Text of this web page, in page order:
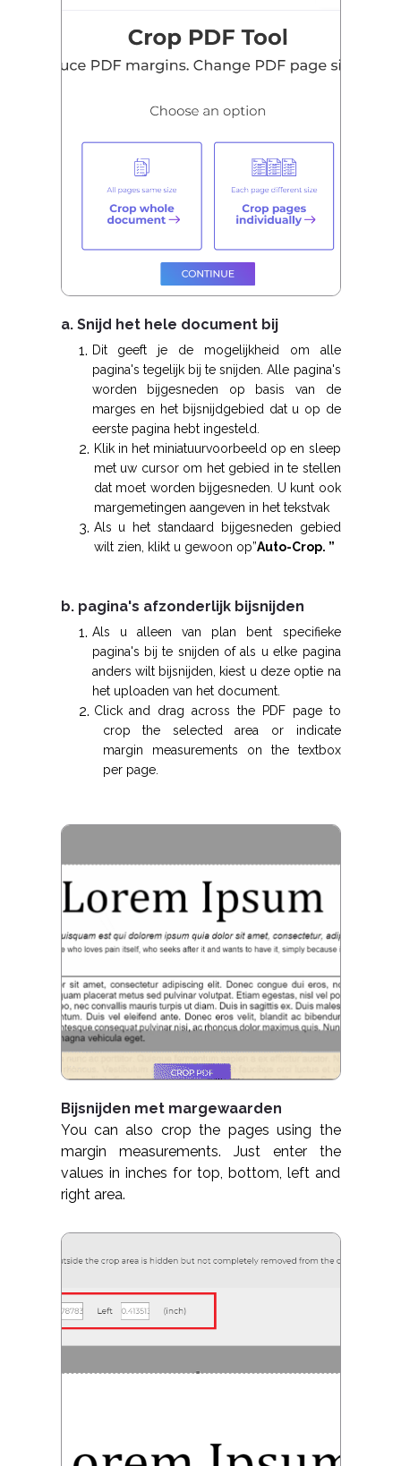
a. Snijd het hele document bij
Dit geeft je de mogelijkheid om alle
pagina's tegelijk bij te snijden. Alle pagina's
worden bijgesneden op basis van de
marges en het bijsnijdgebied dat u op de
eerste pagina hebt ingesteld.
Klik in het miniatuurvoorbeeld op en sleep
met uw cursor om het gebied in te stellen
dat moet worden bijgesneden. U kunt ook
margemetingen aangeven in het tekstvak
Als u het standaard bijgesneden gebied
wilt zien, klikt u gewoon op”Auto-Crop. ”
b. pagina's afzonderlijk bijsnijden
Als u alleen van plan bent specifieke
pagina's bij te snijden of als u elke pagina
anders wilt bijsnijden, kiest u deze optie na
het uploaden van het document.
Click and drag across the PDF page to
crop the selected area or indicate
margin measurements on the textbox
per page.
Bijsnijden met margewaarden
You can also crop the pages using the
margin measurements. Just enter the
values in inches for top, bottom, left and
right area.